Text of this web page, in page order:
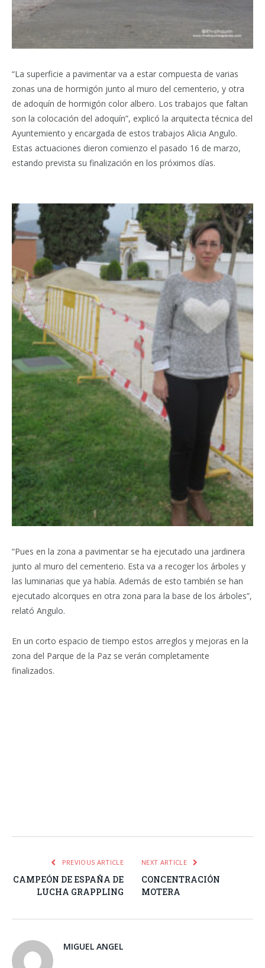
“La superficie a pavimentar va a estar compuesta de varias
zonas una de hormigón junto al muro del cementerio, y otra
de adoquín de hormigón color albero. Los trabajos que faltan
son la colocación del adoquín”, explicó la arquitecta técnica del
Ayuntemiento y encargada de estos trabajos Alicia Angulo.
Estas actuaciones dieron comienzo el pasado 16 de marzo,
estando prevista su finalización en los próximos días.
“Pues en la zona a pavimentar se ha ejecutado una jardinera
junto al muro del cementerio. Esta va a recoger los árboles y
las luminarias que ya había. Además de esto también se han
ejecutado alcorques en otra zona para la base de los árboles”,
relató Angulo.
En un corto espacio de tiempo estos arreglos y mejoras en la
zona del Parque de la Paz se verán completamente
finalizados.
PREVIOUS ARTICLE
CAMPEÓN DE ESPAÑA DE
LUCHA GRAPPLING
NEXT ARTICLE
CONCENTRACIÓN
MOTERA
MIGUEL ANGEL